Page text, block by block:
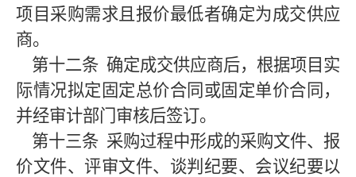
项目采购需求且报价最低者确定为成交供应
商。
第十二条 确定成交供应商后，根据项目实
际情况拟定固定总价合同或固定单价合同，
并经审计部门审核后签订。
第十三条 采购过程中形成的采购文件、报
价文件、评审文件、谈判纪要、会议纪要以